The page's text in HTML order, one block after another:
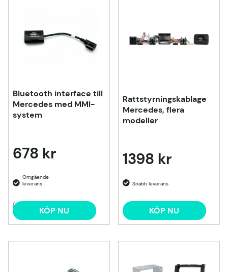
Bluetooth interface till
Mercedes med MMI-
system
678 kr
(2) KÖP NU
Rattstyrningskablage
Mercedes, flera
modeller
1398 kr
KÖP NU